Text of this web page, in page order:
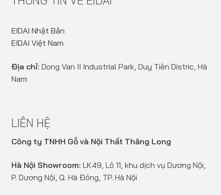
EIDAI Nhật Bản
EIDAI Việt Nam
Địa chỉ: Dong Van II Industrial Park, Duy Tiên Distric, Hà
Nam
LIÊN HỆ
Công ty TNHH Gỗ và Nội Thất Thăng Long
Hà Nội Showroom: LK49, Lô 11, khu dịch vụ Dương Nội,
P. Dương Nội, Q. Hà Đông, TP. Hà Nội